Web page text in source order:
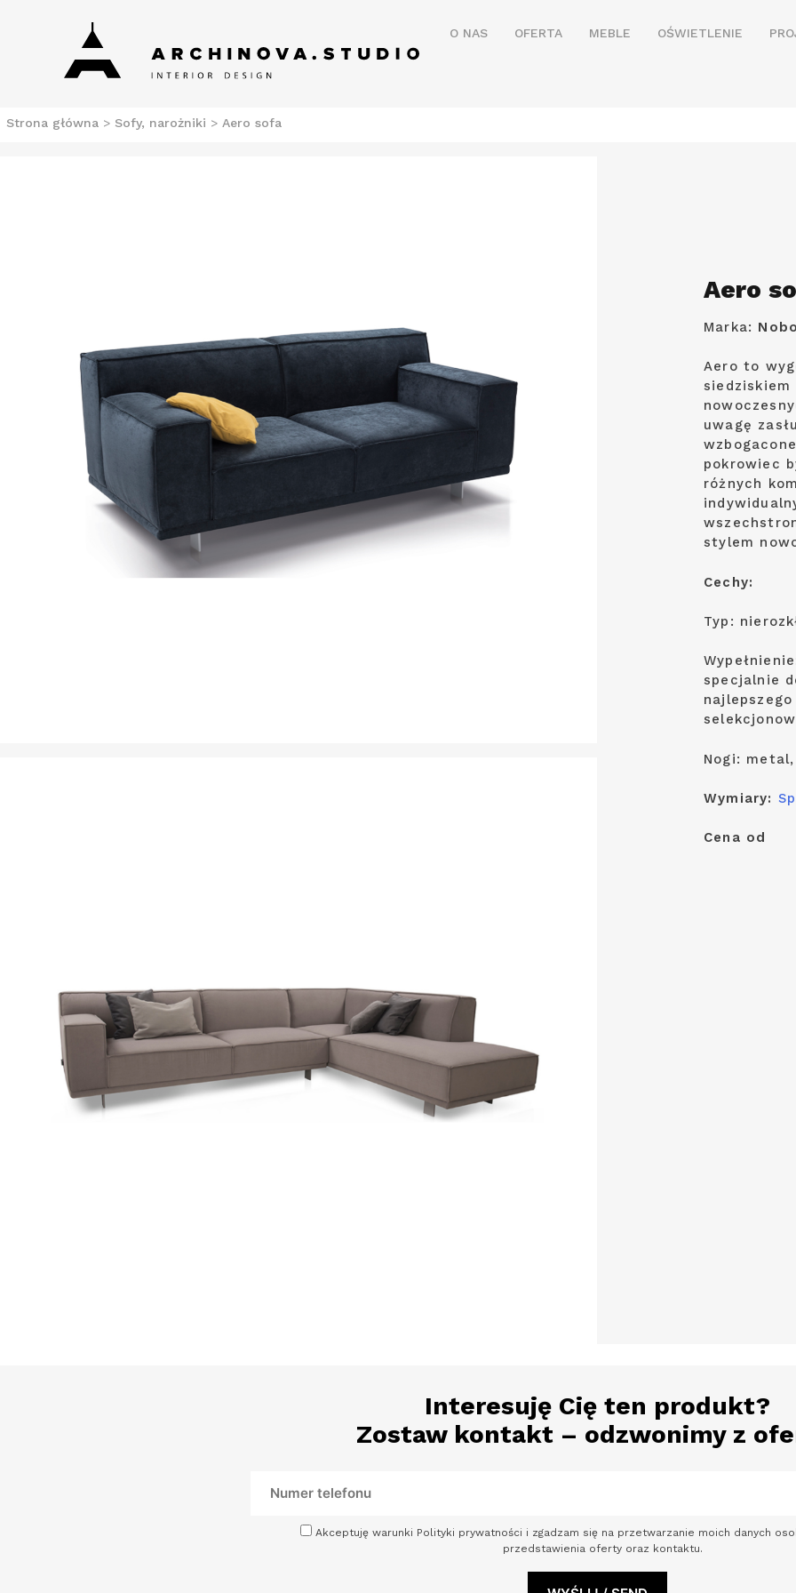
Archinova Studio
Salon meblowy Szczecin. Meble nowoczesne. O NAS OFERTA MEBLE OŚWIETLENIE
Strona główna > Sofy, narożniki > Aero sofa
Aero
Marka:
Aero to
uwagę
pokrowiec
różnych
stylem
Cechy:
Typ:
specjalnie
Nogi:
Wymiary:
Cena od
Interesuję Cię ten produkt?
Zostaw kontakt – odzwonimy z
Akceptuję warunki Polityki prywatności i zgadzam się na przetwarzanie moich danych
przedstawienia oferty oraz kontaktu.